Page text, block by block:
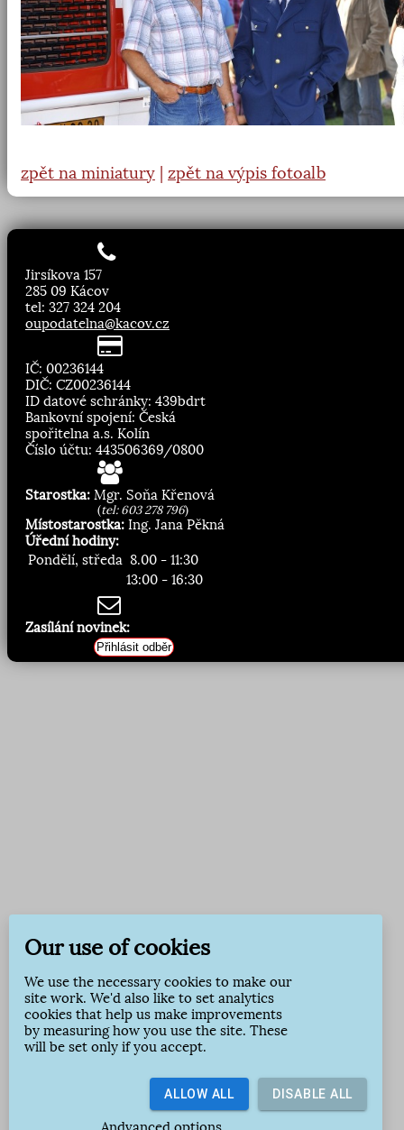
zpět na miniatury zpět na výpis fotoalb
Jirsíkova 157
285 09 Kácov
tel: 327 324 204
oupodatelna@kacov.cz
IČ: 00236144
DIČ: CZ00236144
ID datové schránky: 439bdrt
Bankovní spojení: Česká
spořitelna a.s. Kolín
Číslo účtu: 443506369/0800
Starostka: Mgr. Soňa Křenová
(tel: 603 278 796)
Místostarostka: Ing. Jana Pěkná
Úřední hodiny:
Pondělí, středa 8.00 - 11:30
13:00 - 16:30
Zasílání novinek:
Přihlásit odběr
Our use of cookies
We use the necessary cookies to make our
site work. We'd also like to set analytics
cookies that help us make improvements
by measuring how you use the site. These
will be set only if you accept.
ALLOW ALL DISABLE ALL